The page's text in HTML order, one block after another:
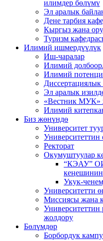
илимдер бөлүмү
Эл аралык
Дене тарбия
Кыргыз жана
Туризм
Илимий ишмердүүлүк
Иш-чаралар
Илимий
Илимий
Эл аралык
«Вестник МУК»
Илимий
Биз жөнүндө
Университет
Университеттин
Ректорат
Окумуштуулар
“КЭАУ”
Укук-
Университетти
Миссиясы жана
жолдору
Бөлүмдөр
Борбордук